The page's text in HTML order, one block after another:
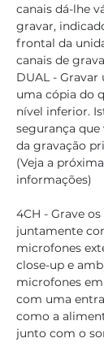
canais dá-lhe
gravar,
frontal da
canais de
DUAL -
uma cópia do
nível inferior.
segurança que
da gravação
(Veja a
informações)
4CH - Grave
juntamente
microfones
close-up e
microfones
com uma
como a
junto com o